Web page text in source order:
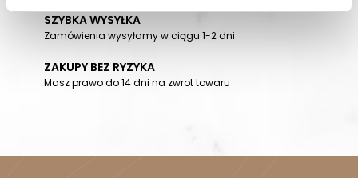
SZYBKA WYSYŁKA
Zamówienia wysyłamy w ciągu 1-2 dni
ZAKUPY BEZ RYZYKA
Masz prawo do 14 dni na zwrot towaru